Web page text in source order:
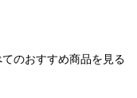
のおすすめ商品を見る